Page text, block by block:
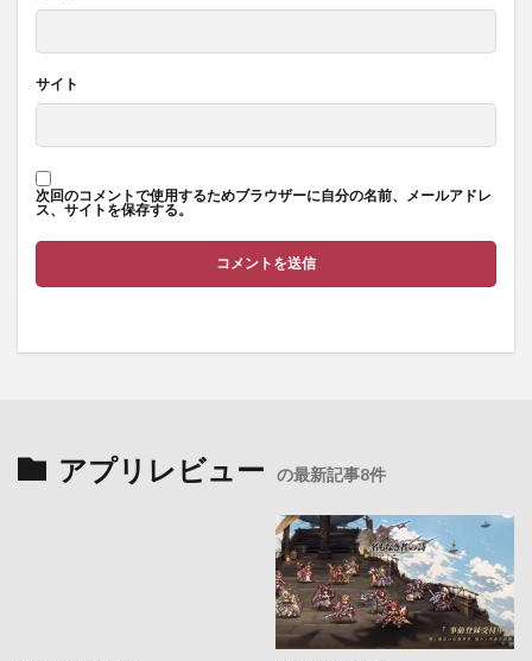
サイト
次回のコメントで使用するためブラウザーに自分の名前、メールアドレ
ス、サイトを保存する。
アプリレビュー の最新記事8件